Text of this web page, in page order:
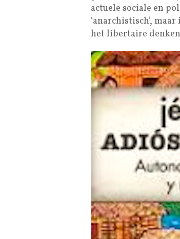
actuele sociale en
‘anarchistisch’,
het libertaire